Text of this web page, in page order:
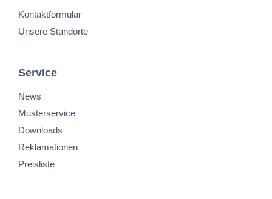
Kontaktformular
Unsere Standorte
Service
News
Musterservice
Downloads
Reklamationen
Preisliste